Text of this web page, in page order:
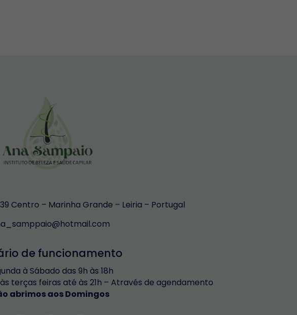
Centro – Marinha Grande – Leiria – Portugal
de funcionamento
à Sábado das 9h às 18h
terças feiras até às 21h – Através de agendamento
abrimos aos Domingos